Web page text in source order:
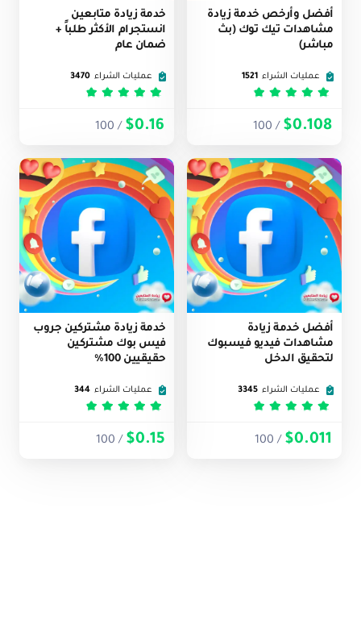
أفضل وأرخص خدمة زيادة
مشاهدات تيك توك (بث
مباشر)
عمليات الشراء 1521
تم التقييم 5
$0.108
/ 100
خدمة زيادة متابعين
انستجرام الأكثر طلباً +
ضمان عام
عمليات الشراء 3470
تم التقييم 5
$0.16
/ 100
أفضل خدمة زيادة
مشاهدات فيديو فيسبوك
لتحقيق الدخل
عمليات الشراء 3345
تم التقييم 5
$0.011
/ 100
خدمة زيادة مشتركين جروب
فيس بوك مشتركين
حقيقيين 100%
عمليات الشراء 344
تم التقييم 5
$0.15
/ 100